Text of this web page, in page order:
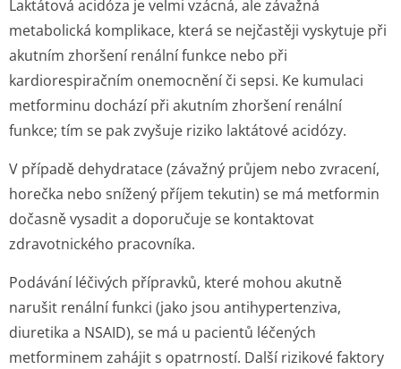
Laktátová acidóza je velmi vzácná, ale závažná
metabolická komplikace, která se nejčastěji vyskytuje při
akutním zhoršení renální funkce nebo při
kardiorespiračním onemocnění či sepsi. Ke kumulaci
metforminu dochází při akutním zhoršení renální
funkce; tím se pak zvyšuje riziko laktátové acidózy.
V případě dehydratace (závažný průjem nebo zvracení,
horečka nebo snížený příjem tekutin) se má metformin
dočasně vysadit a doporučuje se kontaktovat
zdravotnického pracovníka.
Podávání léčivých přípravků, které mohou akutně
narušit renální funkci (jako jsou antihypertenziva,
diuretika a NSAID), se má u pacientů léčených
metforminem zahájit s opatrností. Další rizikové faktory